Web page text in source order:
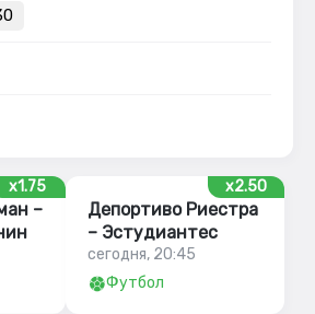
x1.75
–
x2.50
Депортиво Риестра
– Эстудиантес
сегодня, 20:45
Футбол